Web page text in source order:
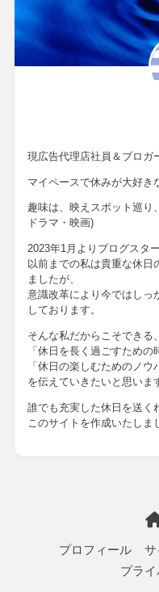
現広告代理店社員＆ブロガ
マイペースで休みが大好き
趣味は、映えスポット巡り
ドラマ・映画)
2023年1月よりブログスター
以前までの私は貴重な休日
ましたが、
意識改革により今ではしっ
しております。
そんな私だからこそできる、
「休日を長く過ごすための
「休日の楽しむためのノウ
を伝えていきたいと思いま
誰でも充実した休日を送く
このサイトを作成いたしま
プロフィール サ
プラ